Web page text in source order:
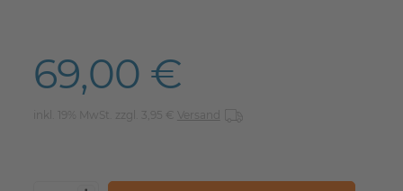
69,00 €
inkl. 19% MwSt. zzgl. 3,95 € Versand